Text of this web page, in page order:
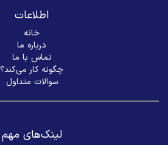
اطلاعات
خانه
درباره ما
تماس با ما
چگونه کار می‌کند؟
سوالات متداول
لینک‌های مهم